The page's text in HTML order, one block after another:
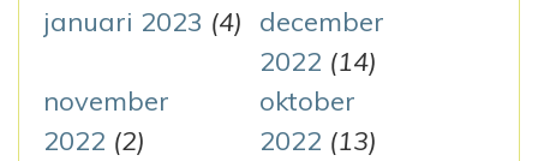
januari 2023 (4)
december
2022 (14)
november
2022 (2)
oktober
2022 (13)